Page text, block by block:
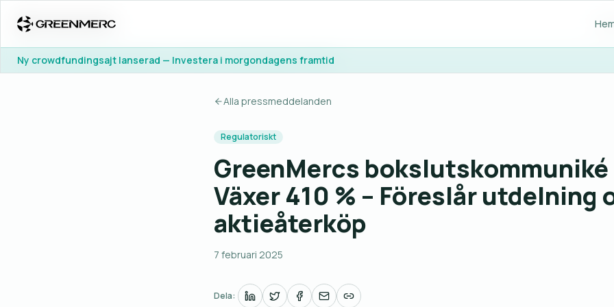
Ny crowdfundingsajt lanserad — Investera i morgondagens framtid
Alla pressmeddelanden
Regulatoriskt
GreenMercs bokslutskommuniké
Växer 410 % – Föreslår utdelning
aktieåterköp
7 februari 2025
Dela:
Ny crowdfundingsajt lanserad — Investera i morgondagens framtid